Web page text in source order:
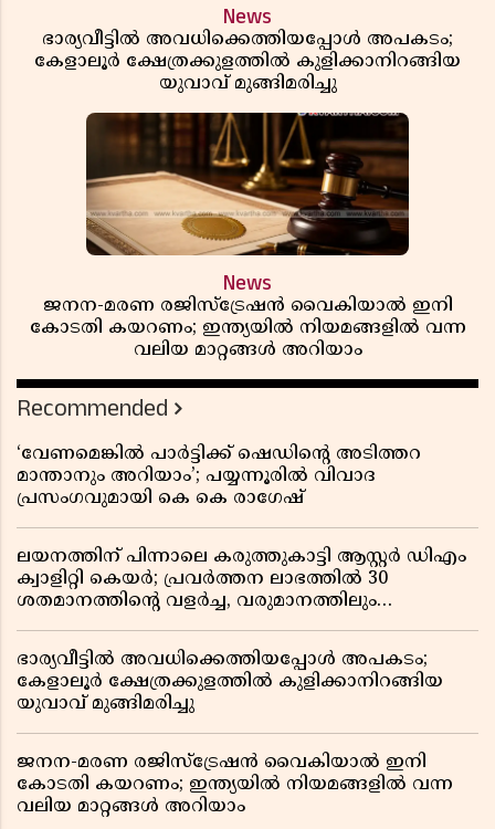
News
ഭാര്യവീട്ടിൽ അവധിക്കെത്തിയപ്പോൾ അപകടം;
കേളാലൂർ ക്ഷേത്രക്കുളത്തിൽ കുളിക്കാനിറങ്ങിയ
യുവാവ് മുങ്ങിമരിച്ചു
News
ജനന-മരണ രജിസ്ട്രേഷൻ വൈകിയാൽ ഇനി
കോടതി കയറണം; ഇന്ത്യയിൽ നിയമങ്ങളിൽ വന്ന
വലിയ മാറ്റങ്ങൾ അറിയാം
Recommended
‘വേണമെങ്കിൽ പാർട്ടിക്ക് ഷെഡിൻ്റെ അടിത്തറ
മാന്താനും അറിയാം’; പയ്യന്നൂരിൽ വിവാദ
പ്രസംഗവുമായി കെ കെ രാഗേഷ്
ലയനത്തിന് പിന്നാലെ കരുത്തുകാട്ടി ആസ്റ്റർ ഡിഎം
ക്വാളിറ്റി കെയർ; പ്രവർത്തന ലാഭത്തിൽ 30
ശതമാനത്തിൻ്റെ വളർച്ച, വരുമാനത്തിലും
റിപ്പോർട്ട് പുറത്ത്
ഭാര്യവീട്ടിൽ അവധിക്കെത്തിയപ്പോൾ അപകടം;
കേളാലൂർ ക്ഷേത്രക്കുളത്തിൽ കുളിക്കാനിറങ്ങിയ
യുവാവ് മുങ്ങിമരിച്ചു
ജനന-മരണ രജിസ്ട്രേഷൻ വൈകിയാൽ ഇനി
കോടതി കയറണം; ഇന്ത്യയിൽ നിയമങ്ങളിൽ വന്ന
വലിയ മാറ്റങ്ങൾ അറിയാം